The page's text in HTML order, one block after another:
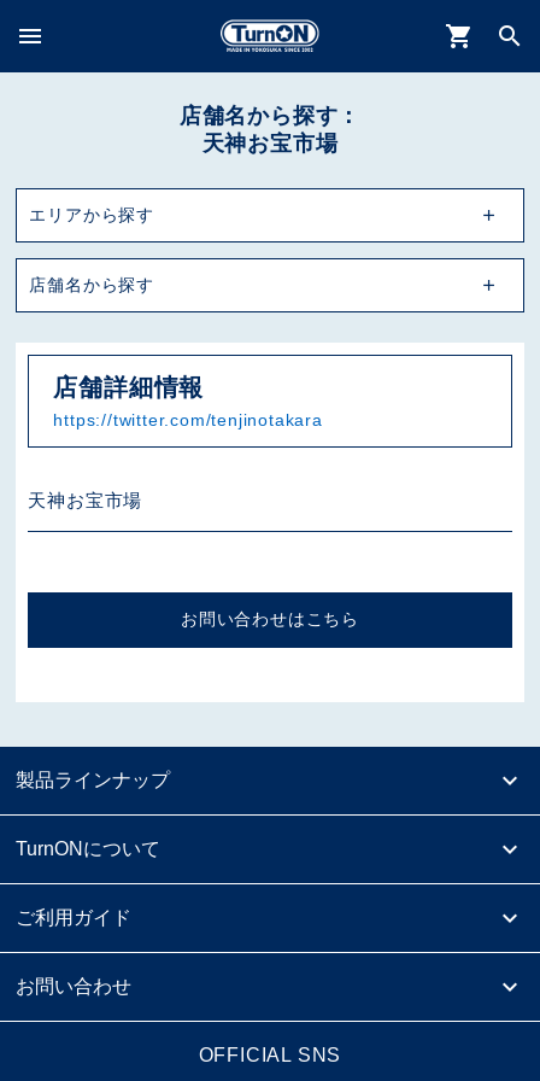
menu shopping_cart search
店舗名から探す：
天神お宝市場
エリアから探す
店舗名から探す
店舗詳細情報
https://twitter.com/tenjinotakara
天神お宝市場
お問い合わせはこちら
製品ラインナップ
TurnONについて
ご利用ガイド
お問い合わせ
OFFICIAL SNS